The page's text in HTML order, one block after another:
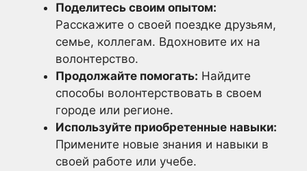
Поделитесь своим опытом:
Расскажите о своей поездке друзьям,
семье, коллегам. Вдохновите их на
волонтерство.
Продолжайте помогать: Найдите
способы волонтерствовать в своем
городе или регионе.
Используйте приобретенные навыки:
Примените новые знания и навыки в
своей работе или учебе.